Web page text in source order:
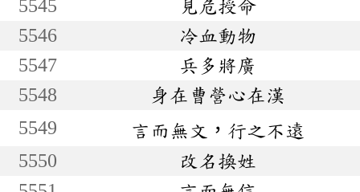
5545
見危授命
5546
冷血動物
5547
兵多將廣
5548
身在曹營心在漢
5549
言而無文，行之不遠
5550
改名換姓